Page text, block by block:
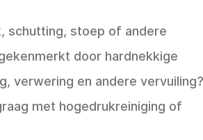
schutting, stoep of andere
door hardnekkige
verwering en andere vervuiling?
met hogedrukreiniging of